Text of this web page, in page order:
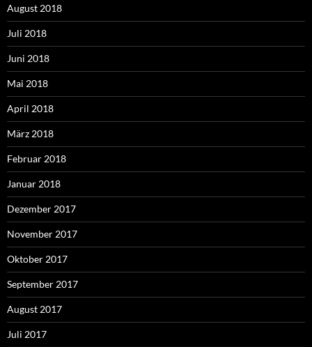
August 2018
Juli 2018
Juni 2018
Mai 2018
April 2018
März 2018
Februar 2018
Januar 2018
Dezember 2017
November 2017
Oktober 2017
September 2017
August 2017
Juli 2017